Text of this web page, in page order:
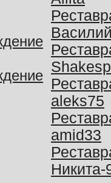
aleks75
amid33
Никита-